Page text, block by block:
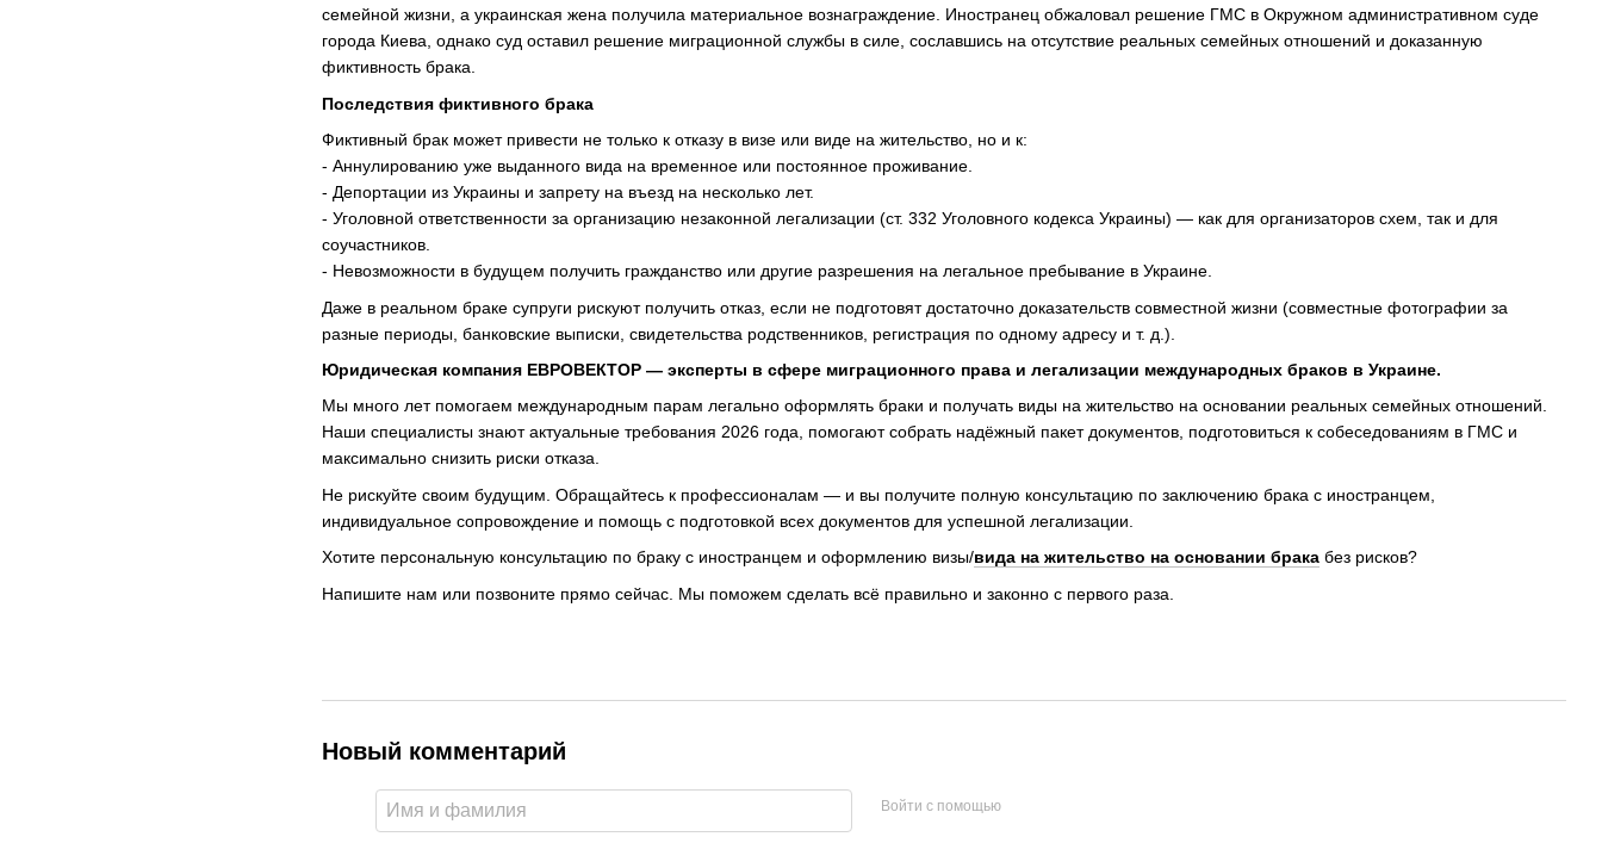
семейной жизни, а украинская жена получила материальное вознаграждение. Иностранец обжаловал решение ГМС в Окружном административном суде
города Киева, однако суд оставил решение миграционной службы в силе, сославшись на отсутствие реальных семейных отношений и доказанную
фиктивность брака.
Последствия фиктивного брака
Фиктивный брак может привести не только к отказу в визе или виде на жительство, но и к:
- Аннулированию уже выданного вида на временное или постоянное проживание.
- Депортации из Украины и запрету на въезд на несколько лет.
- Уголовной ответственности за организацию незаконной легализации (ст. 332 Уголовного кодекса Украины) — как для организаторов схем, так и для
соучастников.
- Невозможности в будущем получить гражданство или другие разрешения на легальное пребывание в Украине.
Даже в реальном браке супруги рискуют получить отказ, если не подготовят достаточно доказательств совместной жизни (совместные фотографии за
разные периоды, банковские выписки, свидетельства родственников, регистрация по одному адресу и т. д.).
Юридическая компания ЕВРОВЕКТОР — эксперты в сфере миграционного права и легализации международных браков в Украине.
Мы много лет помогаем международным парам легально оформлять браки и получать виды на жительство на основании реальных семейных отношений.
Наши специалисты знают актуальные требования 2026 года, помогают собрать надёжный пакет документов, подготовиться к собеседованиям в ГМС и
максимально снизить риски отказа.
Не рискуйте своим будущим. Обращайтесь к профессионалам — и вы получите полную консультацию по заключению брака с иностранцем,
индивидуальное сопровождение и помощь с подготовкой всех документов для успешной легализации.
Хотите персональную консультацию по браку с иностранцем и оформлению визы/вида на жительство на основании брака без рисков?
Напишите нам или позвоните прямо сейчас. Мы поможем сделать всё правильно и законно с первого раза.
Новый комментарий
Войти с помощью